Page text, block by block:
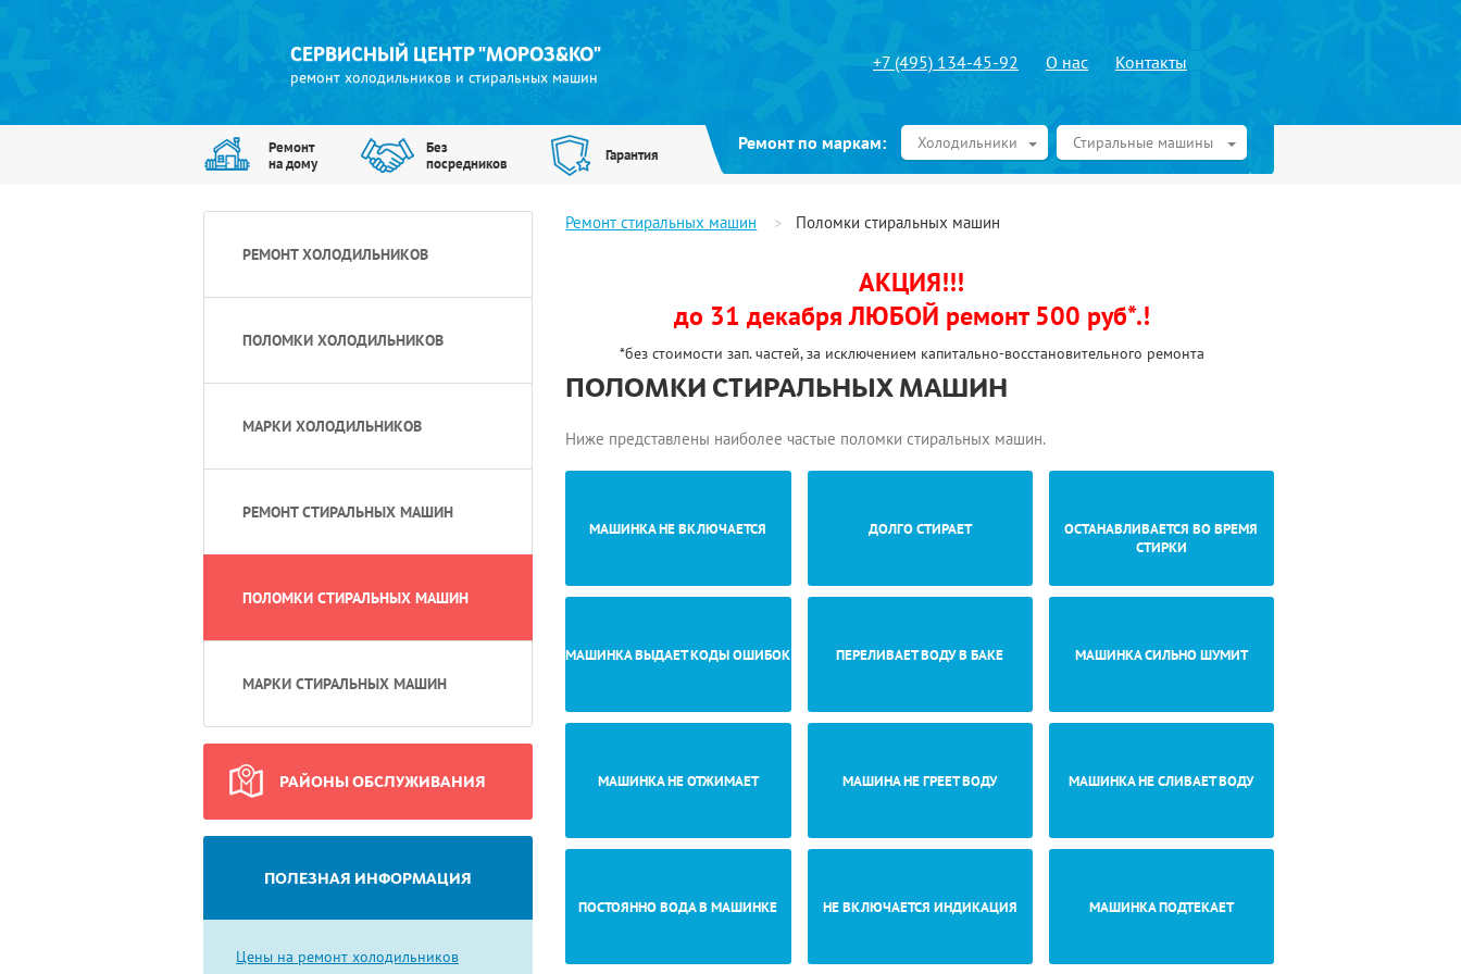
СЕРВИСНЫЙ ЦЕНТР "МОРОЗ&КО"
ремонт холодильников и стиральных машин
+7 (495) 134-45-92 О нас Контакты
Ремонт
на дому
Без
посредников
Гарантия
Ремонт по маркам: Холодильники Стиральные машины
РЕМОНТ ХОЛОДИЛЬНИКОВ
ПОЛОМКИ ХОЛОДИЛЬНИКОВ
МАРКИ ХОЛОДИЛЬНИКОВ
РЕМОНТ СТИРАЛЬНЫХ МАШИН
ПОЛОМКИ СТИРАЛЬНЫХ МАШИН
МАРКИ СТИРАЛЬНЫХ МАШИН
РАЙОНЫ ОБСЛУЖИВАНИЯ
ПОЛЕЗНАЯ ИНФОРМАЦИЯ
Цены на ремонт холодильников
Ремонт стиральных машин Поломки стиральных машин
АКЦИЯ!!!
до 31 декабря ЛЮБОЙ ремонт 500 руб*.!
*без стоимости зап. частей, за исключением капитально-восстановительного ремонта
ПОЛОМКИ СТИРАЛЬНЫХ МАШИН
Ниже представлены наиболее частые поломки стиральных машин.
МАШИНКА НЕ ВКЛЮЧАЕТСЯ ДОЛГО СТИРАЕТ
ОСТАНАВЛИВАЕТСЯ ВО ВРЕМЯ
СТИРКИ
МАШИНКА ВЫДАЕТ КОДЫ ОШИБОК ПЕРЕЛИВАЕТ ВОДУ В БАКЕ МАШИНКА СИЛЬНО ШУМИТ
МАШИНКА НЕ ОТЖИМАЕТ МАШИНА НЕ ГРЕЕТ ВОДУ МАШИНКА НЕ СЛИВАЕТ ВОДУ
ПОСТОЯННО ВОДА В МАШИНКЕ НЕ ВКЛЮЧАЕТСЯ ИНДИКАЦИЯ МАШИНКА ПОДТЕКАЕТ